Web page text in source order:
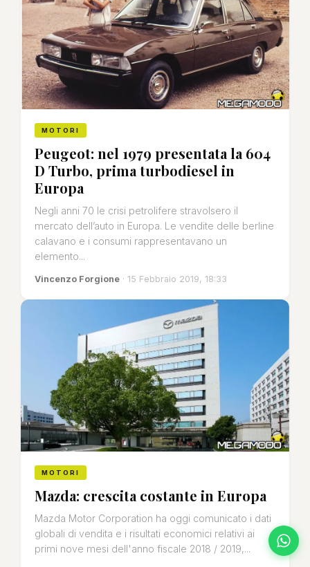
MOTORI
Peugeot: nel 1979 presentata la 604
D Turbo, prima turbodiesel in
Europa
Negli anni 70 le crisi petrolifere stravolsero il
mercato dell’auto in Europa. Le vendite delle berline
calavano e i consumi rappresentavano un
elemento...
Vincenzo Forgione · 15 Febbraio 2019, 18:33
MOTORI
Mazda: crescita costante in Europa
Mazda Motor Corporation ha oggi comunicato i dati
globali di vendita e i risultati economici relativi ai
primi nove mesi dell'anno fiscale 2018 / 2019,...